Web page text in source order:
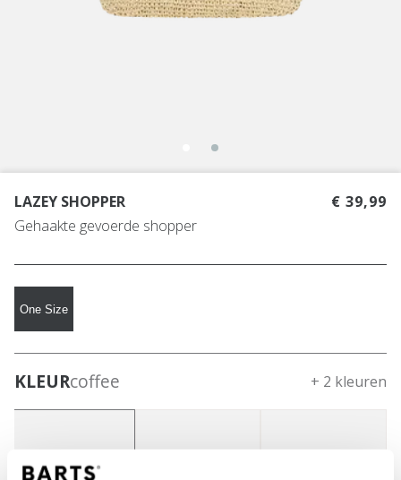
LAZEY SHOPPER
Gehaakte gevoerde shopper
€ 39,99
One Size
KLEURcoffee + 2 kleuren